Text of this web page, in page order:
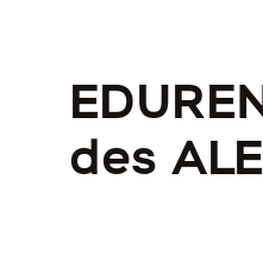
des